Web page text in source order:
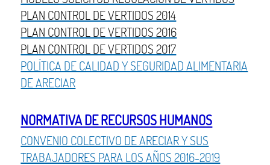
PLAN CONTROL DE VERTIDOS 2014
PLAN CONTROL DE VERTIDOS 2016
PLAN CONTROL DE VERTIDOS 2017
POLÍTICA DE CALIDAD Y SEGURIDAD ALIMENTARIA
DE ARECIAR
NORMATIVA DE RECURSOS HUMANOS
CONVENIO COLECTIVO DE ARECIAR Y SUS
TRABAJADORES PARA LOS AÑOS 2016-2019